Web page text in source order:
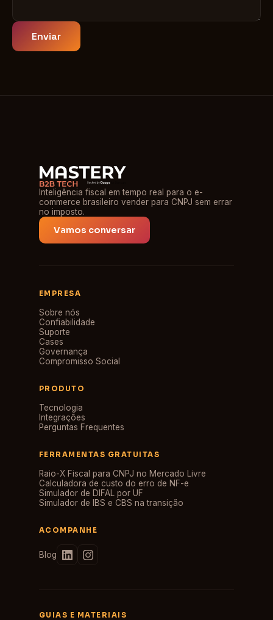
Enviar
Inteligência fiscal em tempo real para o e-
commerce brasileiro vender para CNPJ sem errar
no imposto.
Vamos conversar
EMPRESA
Sobre nós
Confiabilidade
Suporte
Cases
Governança
Compromisso Social
PRODUTO
Tecnologia
Integrações
Perguntas Frequentes
FERRAMENTAS GRATUITAS
Raio-X Fiscal para CNPJ no Mercado Livre
Calculadora de custo do erro de NF-e
Simulador de DIFAL por UF
Simulador de IBS e CBS na transição
ACOMPANHE
Blog
GUIAS E MATERIAIS